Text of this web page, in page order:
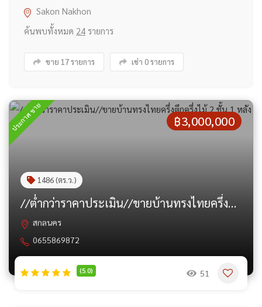
Sakon Nakhon
ค้นพบทั้งหมด 24 รายการ
ขาย 17 รายการ เช่า 0 รายการ
฿3,000,000
ประกาศ ขาย
1486 (ตร.ว.)
//ต่ำกว่าราคาประเมิน//ขายบ้านทรงไทยครึ่งตึกครึ่งไม้ 2 ชั้น 1 หลัง
สกลนคร
0655869872
(5.0) 51